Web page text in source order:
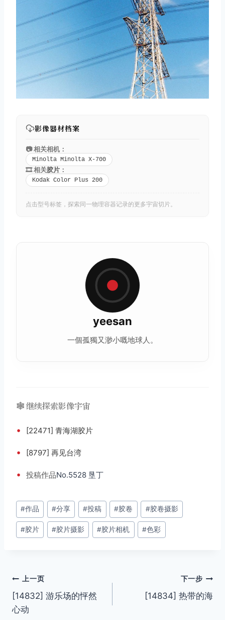
影像器材档案
📷 相关相机：
Minolta Minolta X-700
🎞️ 相关胶片 ：
Kodak Color Plus 200
点击型号标签，探索同一物理容器记录的更多宇宙切片。
yeesan
一個孤獨又渺小嘅地球人。
🕸️ 继续探索影像宇宙
• [22471] 青海湖胶片
• [8797] 再见台湾
• 投稿作品No.5528 垦丁
文
章
标
#作品 #分享 #投稿 #胶卷 #胶卷摄影
#胶片 #胶片摄影 #胶片相机 #色彩
文
章
上一页
[14832] 游乐场的怦然
心动
下一步
[14834] 热带的海